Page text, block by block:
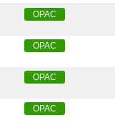
OPAC
OPAC
OPAC
OPAC